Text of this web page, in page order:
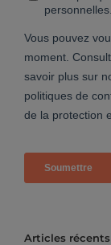
Articles récents